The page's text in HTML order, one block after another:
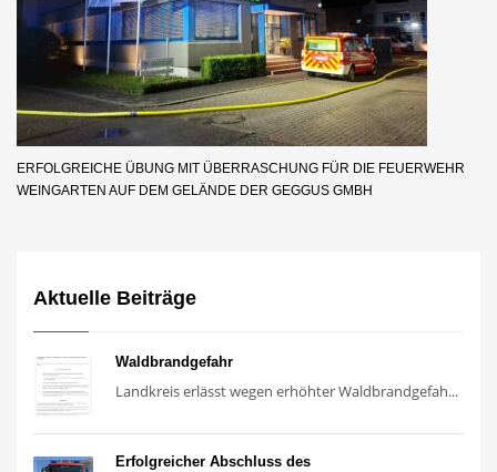
ERFOLGREICHE ÜBUNG MIT ÜBERRASCHUNG FÜR DIE FEUERWEHR
WEINGARTEN AUF DEM GELÄNDE DER GEGGUS GMBH
Aktuelle Beiträge
Waldbrandgefahr
Landkreis erlässt wegen erhöhter Waldbrandgefah...
Erfolgreicher Abschluss des